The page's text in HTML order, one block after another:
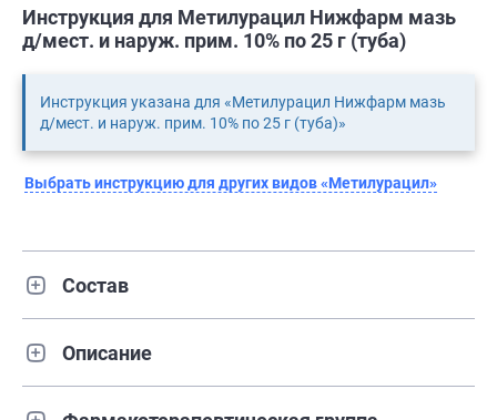
Инструкция для Метилурацил Нижфарм мазь
д/мест. и наруж. прим. 10% по 25 г (туба)
Инструкция указана для «Метилурацил Нижфарм мазь
д/мест. и наруж. прим. 10% по 25 г (туба)»
Выбрать инструкцию для других видов «Метилурацил»
Состав
Описание